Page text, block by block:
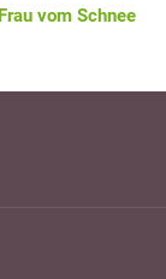
vom Schnee